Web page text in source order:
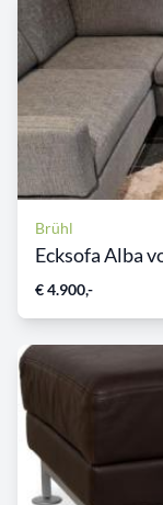
Brühl
Ecksofa Alba
€ 4.900,-